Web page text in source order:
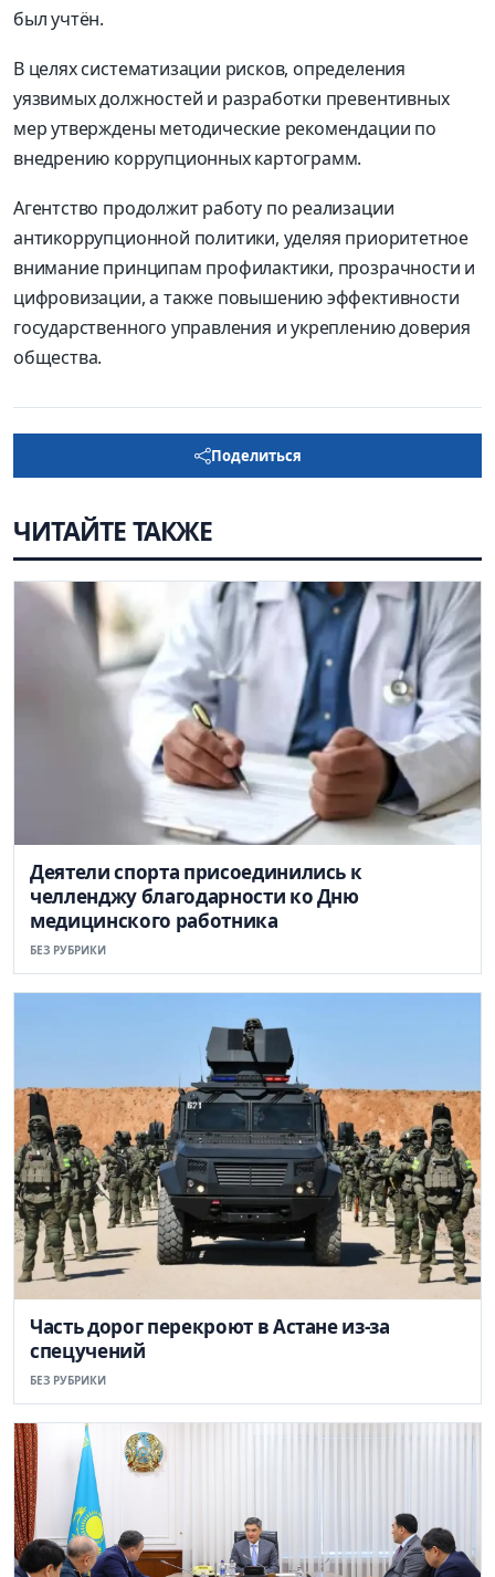
был учтён.
В целях систематизации рисков, определения
уязвимых должностей и разработки превентивных
мер утверждены методические рекомендации по
внедрению коррупционных картограмм.
Агентство продолжит работу по реализации
антикоррупционной политики, уделяя приоритетное
внимание принципам профилактики, прозрачности и
цифровизации, а также повышению эффективности
государственного управления и укреплению доверия
общества.
Поделиться
ЧИТАЙТЕ ТАКЖЕ
Деятели спорта присоединились к
челленджу благодарности ко Дню
медицинского работника
БЕЗ РУБРИКИ
Часть дорог перекроют в Астане из-за
спецучений
БЕЗ РУБРИКИ